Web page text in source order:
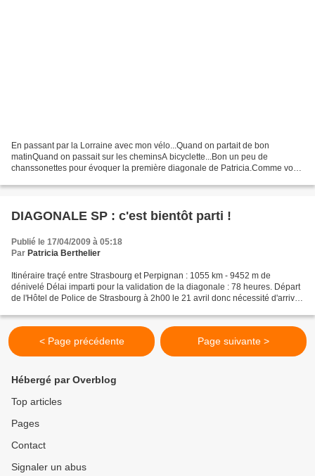
En passant par la Lorraine avec mon vélo...Quand on partait de bon
matinQuand on passait sur les cheminsA bicyclette...Bon un peu de
chanssonettes pour évoquer la première diagonale de Patricia.Comme vous
DIAGONALE SP : c'est bientôt parti !
Publié le 17/04/2009 à 05:18
Par Patricia Berthelier
Itinéraire traçé entre Strasbourg et Perpignan : 1055 km - 9452 m de
dénivelé Délai imparti pour la validation de la diagonale : 78 heures. Départ
de l'Hôtel de Police de Strasbourg à 2h00 le 21 avril donc nécessité d'arriver
< Page précédente Page suivante >
Hébergé par Overblog
Top articles
Pages
Contact
Signaler un abus